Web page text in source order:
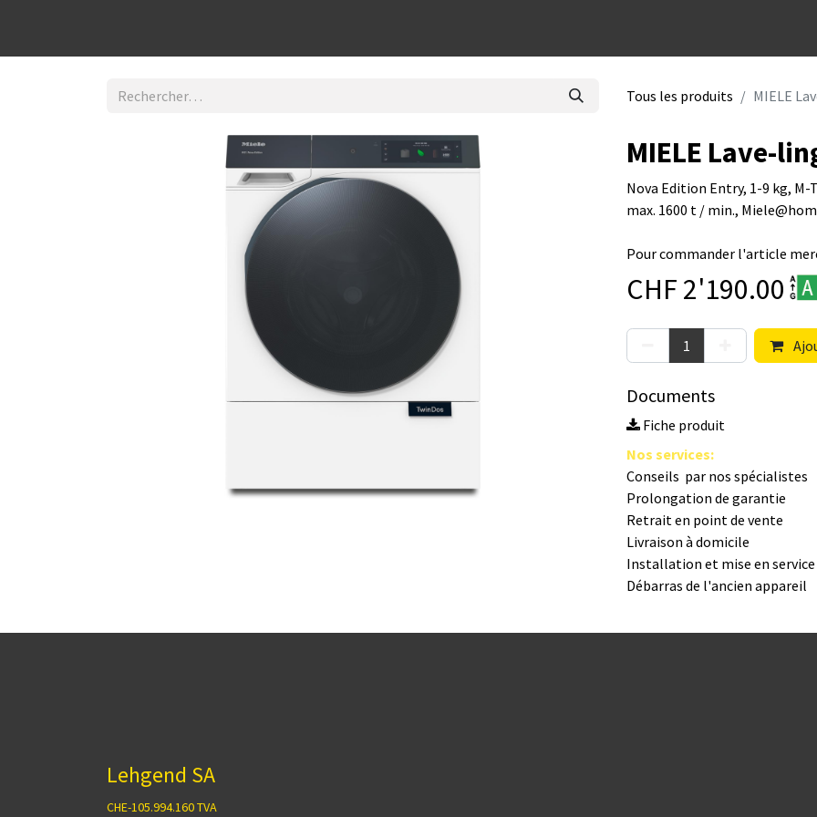
Tous les produits MIELE
MIELE Lave-
Nova Edition Entry, 1-9 kg, M-
max. 1600 t / min.,
Pour commander l'article
CHF 2'190.00
Documents
Fiche produit
Nos s​ervices:
Conseils par nos spé​cialistes
Prolongation de garantie
Retrait en point de vente
Livraison à domicile
Installation et mise en
Débarras de l'ancien appareil
Lehgend SA
CHE-105.994.160 TVA